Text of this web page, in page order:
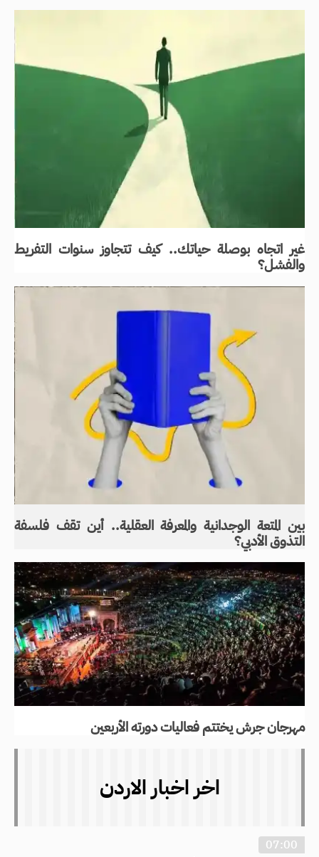
غير اتجاه بوصلة حياتك.. كيف تتجاوز سنوات التفريط
والفشل؟
بين المتعة الوجدانية والمعرفة العقلية.. أين تقف فلسفة
التذوق الأدبي؟
مهرجان جرش يختتم فعاليات دورته الأربعين
اخر اخبار الاردن
07:00